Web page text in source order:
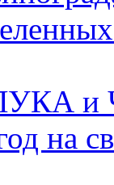
на